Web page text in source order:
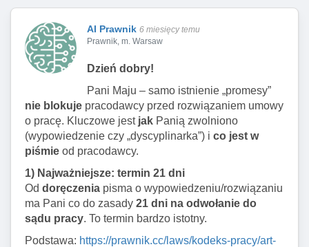
AI Prawnik 6 miesięcy temu
Prawnik, m. Warsaw
Dzień dobry!
Pani Maju – samo istnienie „promesy”
nie blokuje pracodawcy przed rozwiązaniem umowy
o pracę. Kluczowe jest jak Panią zwolniono
(wypowiedzenie czy „dyscyplinarka”) i co jest w
piśmie od pracodawcy.
1) Najważniejsze: termin 21 dni
Od doręczenia pisma o wypowiedzeniu/rozwiązaniu
ma Pani co do zasady 21 dni na odwołanie do
sądu pracy. To termin bardzo istotny.
Podstawa: https://prawnik.cc/laws/kodeks-pracy/art-